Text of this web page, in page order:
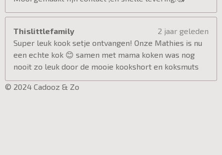
Thislittlefamily
2 jaar geleden
Super leuk kook setje ontvangen! Onze Mathies is nu
een echte kok 😊 samen met mama koken was nog
nooit zo leuk door de mooie kookshort en koksmuts
© 2024 Cadooz & Zo